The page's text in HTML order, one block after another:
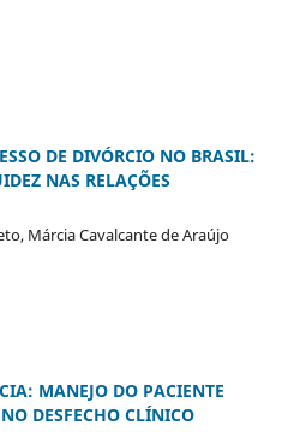
DE DIVÓRCIO NO BRASIL:
NAS RELAÇÕES
Márcia Cavalcante de Araújo
MANEJO DO PACIENTE
DESFECHO CLÍNICO